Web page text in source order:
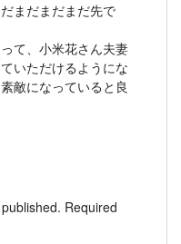
まだまだまだ先で
て、小米花さん夫妻
いただけるようにな
敵になっていると良
Required